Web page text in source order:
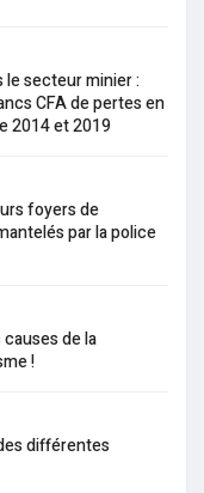
secteur minier :
CFA de pertes en
2014 et 2019
foyers de
par la police
de la
!
différentes